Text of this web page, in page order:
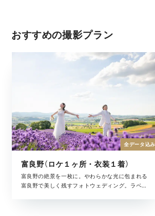
おすすめの撮影プラン
富良野（ロケ１ヶ所・衣装１着）
富良野の絶景を一枚に。やわらかな光に包まれる
富良野で美しく残すフォトウェディング。ラベン
全データ込み